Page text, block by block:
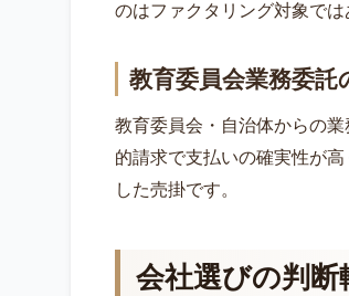
のはファクタリング対象では
教育委員会業務委託
教育委員会・自治体からの
的請求で支払いの確実性が
した売掛です。
会社選びの判断